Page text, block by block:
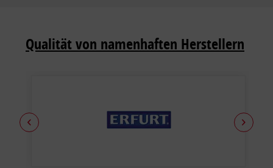
Qualität von namenhaften Herstellern